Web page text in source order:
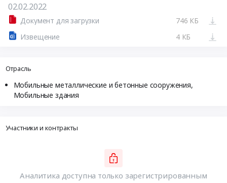
02.02.2022
Документ для загрузки
746 КБ
Извещение
4 КБ
Отрасль
Мобильные металлические и бетонные сооружения,
Мобильные здания
Участники и контракты
Аналитика доступна только зарегистрированным